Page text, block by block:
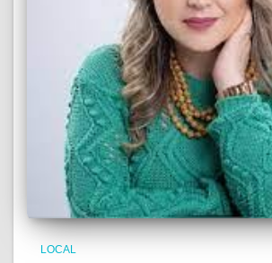
LOCAL